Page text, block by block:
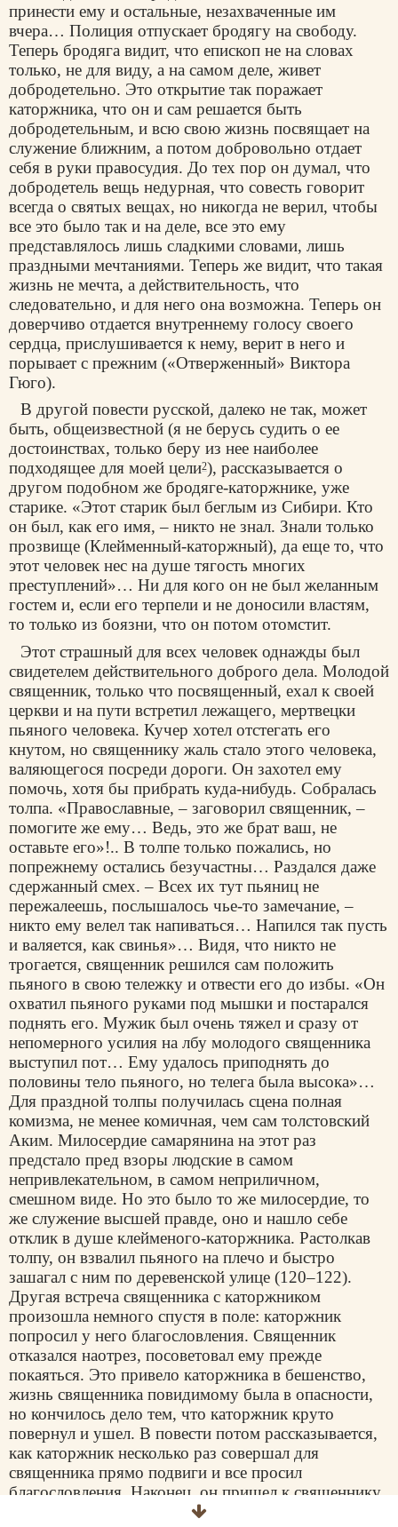
принести ему и остальные, незахваченные им
вчера… Полиция отпускает бродягу на свободу.
Теперь бродяга видит, что епископ не на словах
только, не для виду, а на самом деле, живет
добродетельно. Это открытие так поражает
каторжника, что он и сам решается быть
добродетельным, и всю свою жизнь посвящает на
служение ближним, а потом добровольно отдает
себя в руки правосудия. До тех пор он думал, что
добродетель вещь недурная, что совесть говорит
всегда о святых вещах, но никогда не верил, чтобы
все это было так и на деле, все это ему
представлялось лишь сладкими словами, лишь
праздными мечтаниями. Теперь же видит, что такая
жизнь не мечта, а действительность, что
следовательно, и для него она возможна. Теперь он
доверчиво отдается внутреннему голосу своего
сердца, прислушивается к нему, верит в него и
порывает с прежним («Отверженный» Виктора
Гюго).
В другой повести русской, далеко не так, может
быть, общеизвестной (я не берусь судить о ее
достоинствах, только беру из нее наиболее
подходящее для моей цели2), рассказывается о
другом подобном же бродяге-каторжнике, уже
старике. «Этот старик был беглым из Сибири. Кто
он был, как его имя, – никто не знал. Знали только
прозвище (Клейменный-каторжный), да еще то, что
этот человек нес на душе тягость многих
преступлений»… Ни для кого он не был желанным
гостем и, если его терпели и не доносили властям,
то только из боязни, что он потом отомстит.
Этот страшный для всех человек однажды был
свидетелем действительного доброго дела. Молодой
священник, только что посвященный, ехал к своей
церкви и на пути встретил лежащего, мертвецки
пьяного человека. Кучер хотел отстегать его
кнутом, но священнику жаль стало этого человека,
валяющегося посреди дороги. Он захотел ему
помочь, хотя бы прибрать куда-нибудь. Собралась
толпа. «Православные, – заговорил священник, –
помогите же ему… Ведь, это же брат ваш, не
оставьте его»!.. В толпе только пожались, но
попрежнему остались безучастны… Раздался даже
сдержанный смех. – Всех их тут пьяниц не
пережалеешь, послышалось чье-то замечание, –
никто ему велел так напиваться… Напился так пусть
и валяется, как свинья»… Видя, что никто не
трогается, священник решился сам положить
пьяного в свою тележку и отвести его до избы. «Он
охватил пьяного руками под мышки и постарался
поднять его. Мужик был очень тяжел и сразу от
непомерного усилия на лбу молодого священника
выступил пот… Ему удалось приподнять до
половины тело пьяного, но телега была высока»…
Для праздной толпы получилась сцена полная
комизма, не менее комичная, чем сам толстовский
Аким. Милосердие самарянина на этот раз
предстало пред взоры людские в самом
непривлекательном, в самом неприличном,
смешном виде. Но это было то же милосердие, то
же служение высшей правде, оно и нашло себе
отклик в душе клейменого-каторжника. Растолкав
толпу, он взвалил пьяного на плечо и быстро
зашагал с ним по деревенской улице (120–122).
Другая встреча священника с каторжником
произошла немного спустя в поле: каторжник
попросил у него благословления. Священник
отказался наотрез, посоветовал ему прежде
покаяться. Это привело каторжника в бешенство,
жизнь священника повидимому была в опасности,
но кончилось дело тем, что каторжник круто
повернул и ушел. В повести потом рассказывается,
как каторжник несколько раз совершал для
священника прямо подвиги и все просил
благословления. Наконец, он пришел к священнику
на исповедь, покаялся, приобщился и потом